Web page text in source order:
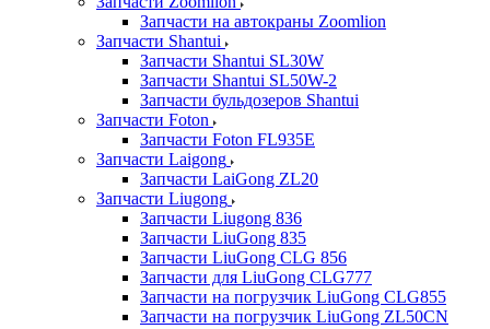
Запчасти на автокраны Zoomlion
Запчасти Shantui
Запчасти Shantui SL30W
Запчасти Shantui SL50W-2
Запчасти бульдозеров Shantui
Запчасти Foton
Запчасти Foton FL935E
Запчасти Laigong
Запчасти LaiGong ZL20
Запчасти Liugong
Запчасти Liugong 836
Запчасти LiuGong 835
Запчасти LiuGong CLG 856
Запчасти для LiuGong CLG777
Запчасти на погрузчик LiuGong CLG855
Запчасти на погрузчик LiuGong ZL50CN